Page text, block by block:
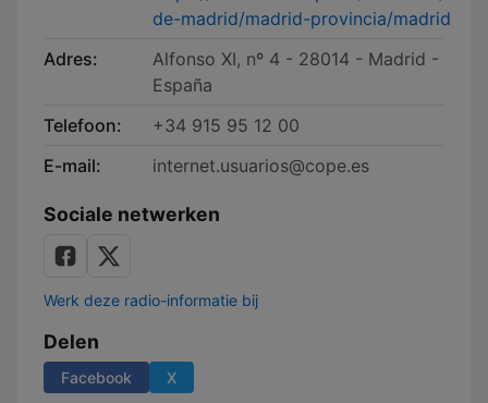
de-madrid/madrid-provincia/madrid
Adres:
Alfonso XI, nº 4 - 28014 - Madrid -
España
Telefoon:
+34 915 95 12 00
E-mail:
internet.usuarios@cope.es
Sociale netwerken
Werk deze radio-informatie bij
Delen
Facebook X